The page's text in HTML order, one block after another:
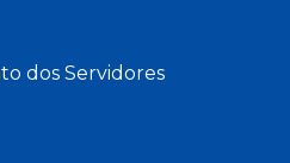
dos Servidores